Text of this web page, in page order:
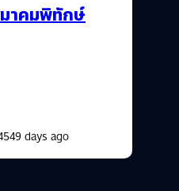
าคมพิทักษ์
days ago